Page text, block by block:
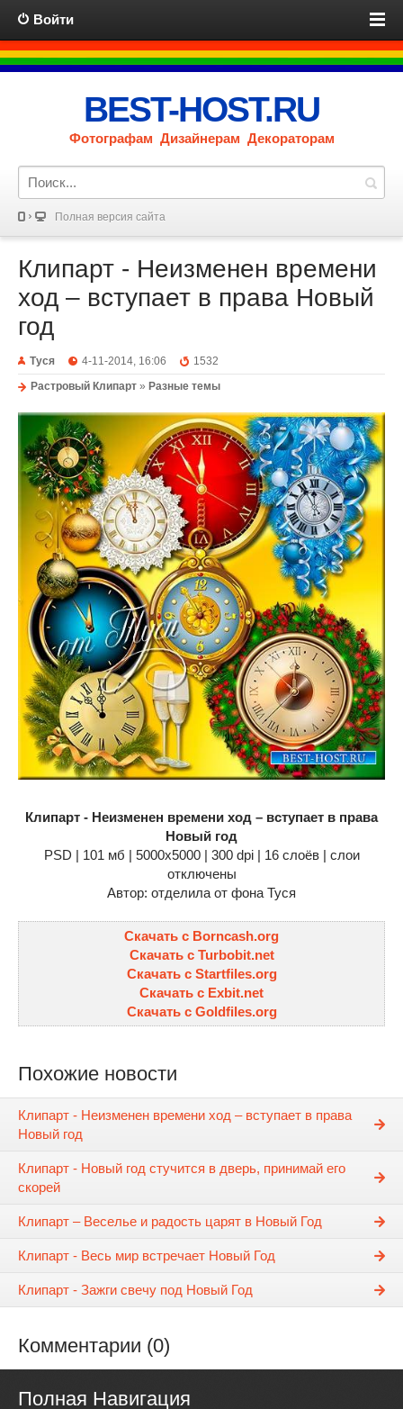
Войти
BEST-HOST.RU
Фотографам Дизайнерам Декораторам
Полная версия сайта
Клипарт - Неизменен времени
ход – вступает в права Новый
год
Туся 4-11-2014, 16:06
1532
Растровый Клипарт » Разные темы
Клипарт - Неизменен времени ход – вступает в права
Новый год
PSD | 101 мб | 5000х5000 | 300 dpi | 16 слоёв | слои
отключены
Автор: отделила от фона Туся
Скачать с Borncash.org
Скачать с Turbobit.net
Скачать с Startfiles.org
Скачать с Exbit.net
Скачать с Goldfiles.org
Похожие новости
Клипарт - Неизменен времени ход – вступает в права
Новый год
Клипарт - Новый год стучится в дверь, принимай его
скорей
Клипарт – Веселье и радость царят в Новый Год
Клипарт - Весь мир встречает Новый Год
Клипарт - Зажги свечу под Новый Год
Комментарии (0)
Полная Навигация